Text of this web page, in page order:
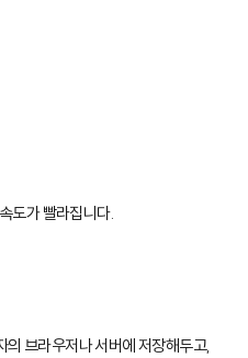
도가 빨라집니다.
의 브라우저나 서버에 저장해두고,